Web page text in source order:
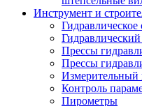
Инструмент и
Гидравлическое
Прессы
Прессы
Измерительный
Контроль
Пирометры